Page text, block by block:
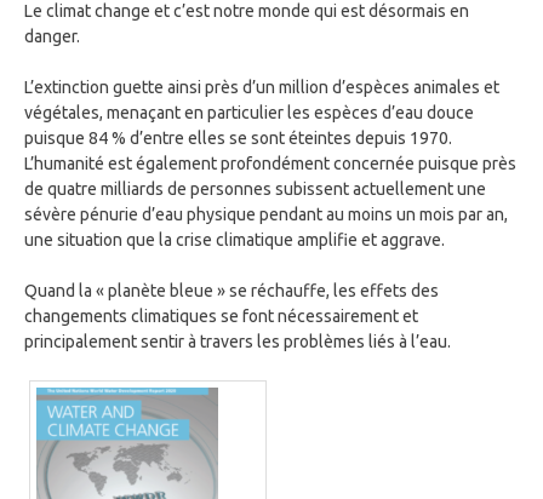
Le climat change et c’est notre monde qui est désormais en
danger.
L’extinction guette ainsi près d’un million d’espèces animales et
végétales, menaçant en particulier les espèces d’eau douce
puisque 84 % d’entre elles se sont éteintes depuis 1970.
L’humanité est également profondément concernée puisque près
de quatre milliards de personnes subissent actuellement une
sévère pénurie d’eau physique pendant au moins un mois par an,
une situation que la crise climatique amplifie et aggrave.
Quand la « planète bleue » se réchauffe, les effets des
changements climatiques se font nécessairement et
principalement sentir à travers les problèmes liés à l’eau.